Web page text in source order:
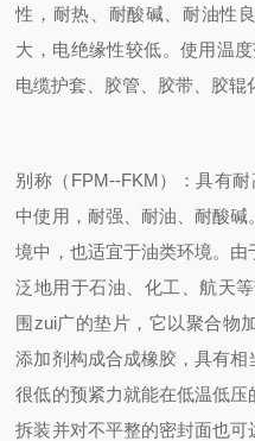
性，耐热、耐酸碱、耐油性
大，电绝缘性较低。使用温
电缆护套、胶管、胶带、胶辊
别称（FPM--FKM）：具有
中使用，耐强、耐油、耐酸
境中，也适宜于油类环境。
泛地用于石油、化工、航天等
围zui广的垫片，它以聚合物
添加剂构成合成橡胶，具有
很低的预紧力就能在低温低
拆装并对不平整的密封面也